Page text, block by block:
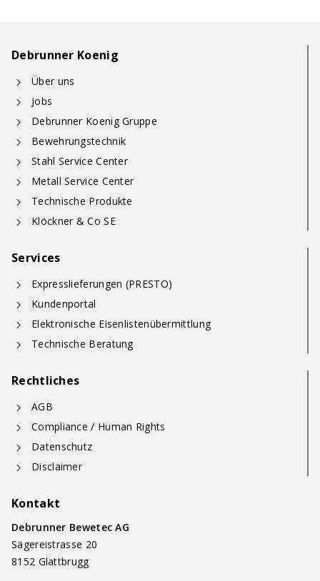
Debrunner Koenig
Über uns
Jobs
Debrunner Koenig Gruppe
Bewehrungstechnik
Stahl Service Center
Metall Service Center
Technische Produkte
Klöckner & Co SE
Services
Expresslieferungen (PRESTO)
Kundenportal
Elektronische Eisenlistenübermittlung
Technische Beratung
Rechtliches
AGB
Compliance / Human Rights
Datenschutz
Disclaimer
Kontakt
Debrunner Bewetec AG
Sägereistrasse 20
8152 Glattbrugg